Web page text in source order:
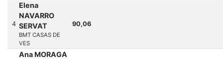
4
Elena
NAVARRO
SERVAT
BMT CASAS DE
VES
90,06
Ana MORAGA